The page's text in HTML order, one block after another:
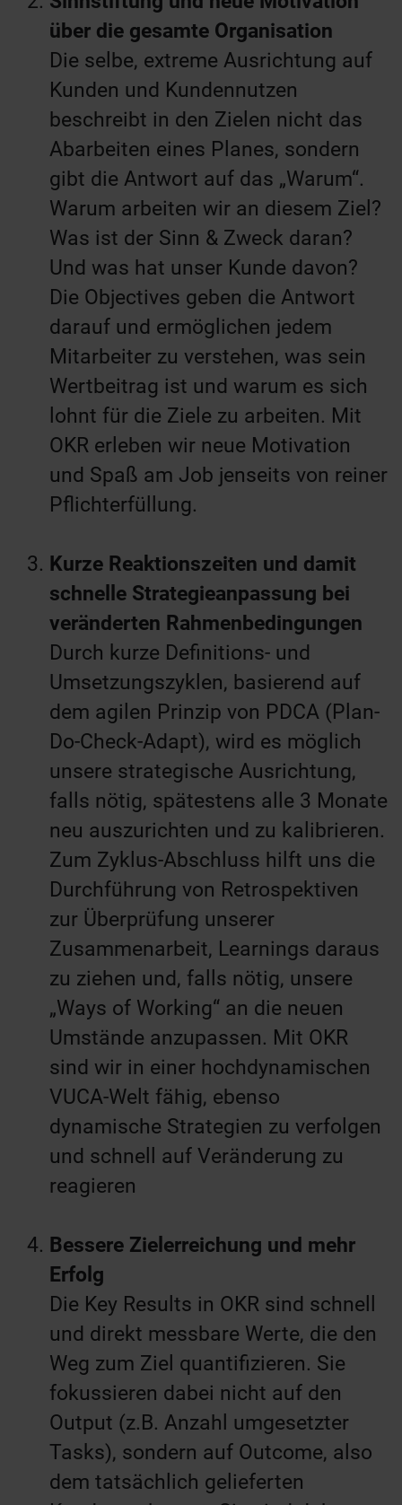
über die gesamte Organisation
Die selbe, extreme Ausrichtung auf
Kunden und Kundennutzen
beschreibt in den Zielen nicht das
Abarbeiten eines Planes, sondern
gibt die Antwort auf das „Warum“.
Warum arbeiten wir an diesem Ziel?
Was ist der Sinn & Zweck daran?
Und was hat unser Kunde davon?
Die Objectives geben die Antwort
darauf und ermöglichen jedem
Mitarbeiter zu verstehen, was sein
Wertbeitrag ist und warum es sich
lohnt für die Ziele zu arbeiten. Mit
OKR erleben wir neue Motivation
und Spaß am Job jenseits von reiner
Pflichterfüllung.
Kurze Reaktionszeiten und damit
schnelle Strategieanpassung bei
veränderten Rahmenbedingungen
Durch kurze Definitions- und
Umsetzungszyklen, basierend auf
dem agilen Prinzip von PDCA (Plan-
Do-Check-Adapt), wird es möglich
unsere strategische Ausrichtung,
falls nötig, spätestens alle 3 Monate
neu auszurichten und zu kalibrieren.
Zum Zyklus-Abschluss hilft uns die
Durchführung von Retrospektiven
zur Überprüfung unserer
Zusammenarbeit, Learnings daraus
zu ziehen und, falls nötig, unsere
„Ways of Working“ an die neuen
Umstände anzupassen. Mit OKR
sind wir in einer hochdynamischen
VUCA-Welt fähig, ebenso
dynamische Strategien zu verfolgen
und schnell auf Veränderung zu
reagieren
Bessere Zielerreichung und mehr
Erfolg
Die Key Results in OKR sind schnell
und direkt messbare Werte, die den
Weg zum Ziel quantifizieren. Sie
fokussieren dabei nicht auf den
Output (z.B. Anzahl umgesetzter
Tasks), sondern auf Outcome, also
dem tatsächlich gelieferten